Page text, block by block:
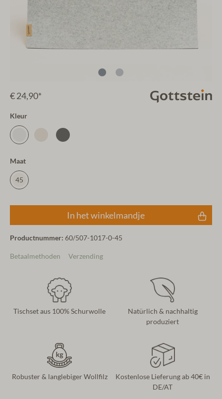
€ 24,90*
Kleur
Maat
45
In het winkelmandje
Productnummer: 60/507-1017-0-45
Betaalmethoden Verzending
Tischset aus 100% Schurwolle
Natürlich & nachhaltig
produziert
Robuster & langlebiger Wollfilz
Kostenlose Lieferung ab 40€ in
DE/AT